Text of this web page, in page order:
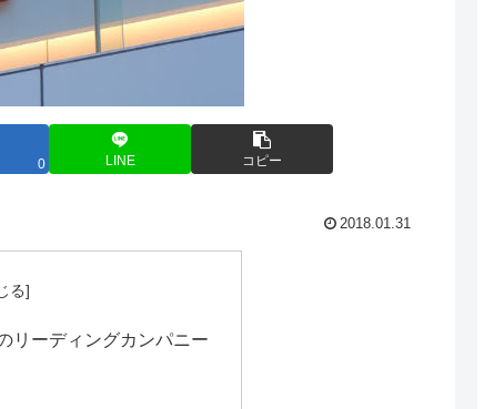
0 LINE コピー
2018.01.31
リーディングカンパニー